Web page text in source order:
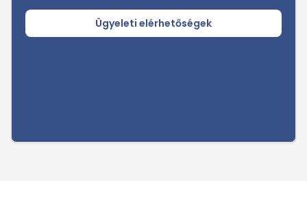
Ügyeleti elérhetőségek